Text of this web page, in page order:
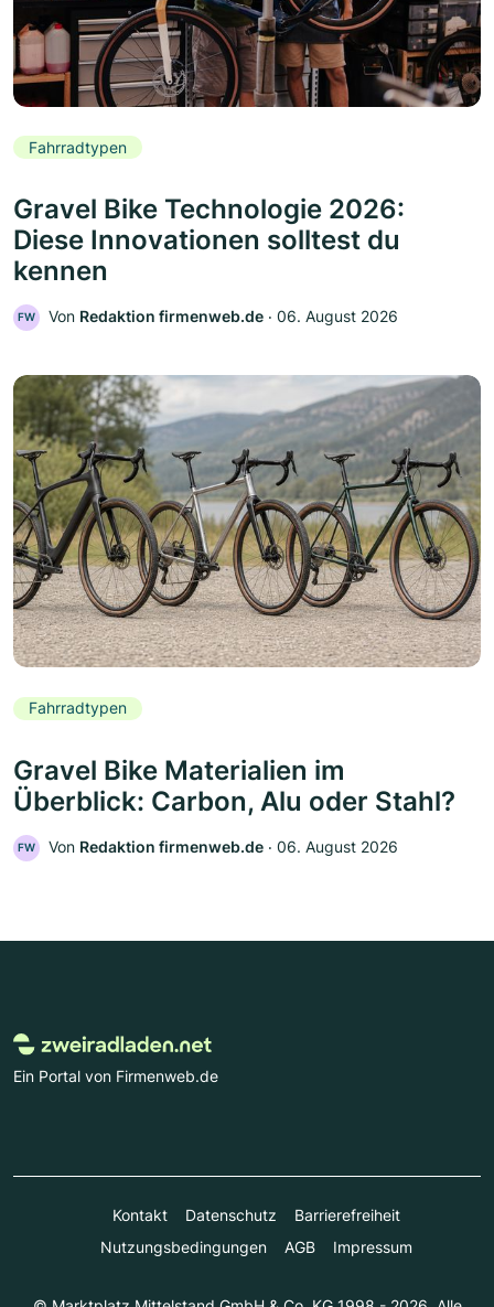
Fahrradtypen
Gravel Bike Technologie 2026:
Diese Innovationen solltest du
kennen
FW Von Redaktion firmenweb.de ‧ 06. August 2026
Fahrradtypen
Gravel Bike Materialien im
Überblick: Carbon, Alu oder Stahl?
FW Von Redaktion firmenweb.de ‧ 06. August 2026
Ein Portal von Firmenweb.de
Kontakt Datenschutz
Barrierefreiheit
Nutzungsbedingungen
AGB Impressum